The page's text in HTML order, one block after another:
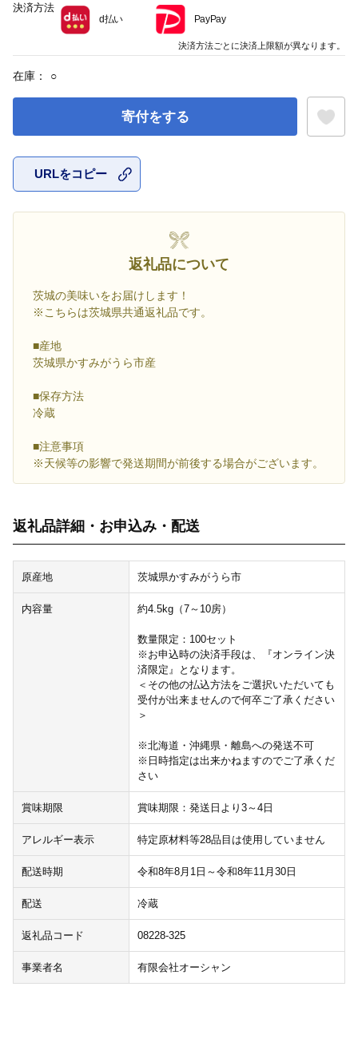
在庫： ○
寄付をする
URLをコピー
返礼品について
茨城の美味いをお届けします！
※こちらは茨城県共通返礼品です。
■産地
茨城県かすみがうら市産
■保存方法
冷蔵
■注意事項
※天候等の影響で発送期間が前後する場合がございます。
返礼品詳細・お申込み・配送
原産地 茨城県かすみがうら市
内容量 約4.5kg（7～10房）
数量限定：100セット
※お申込時の決済手段は、『オンライン決
済限定』となります。
＜その他の払込方法をご選択いただいても
受付が出来ませんので何卒ご了承ください
＞
※北海道・沖縄県・離島への発送不可
※日時指定は出来かねますのでご了承くだ
さい
賞味期限 賞味期限：発送日より3～4日
アレルギー表示 特定原材料等28品目は使用していません
配送時期 令和8年8月1日～令和8年11月30日
配送 冷蔵
返礼品コード 08228-325
事業者名 有限会社オーシャン
決済方法
d払い PayPay
決済方法ごとに決済上限額が異なります。